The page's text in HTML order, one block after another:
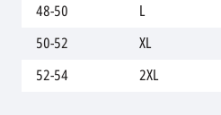
48-50
L
50-52
XL
52-54
2XL